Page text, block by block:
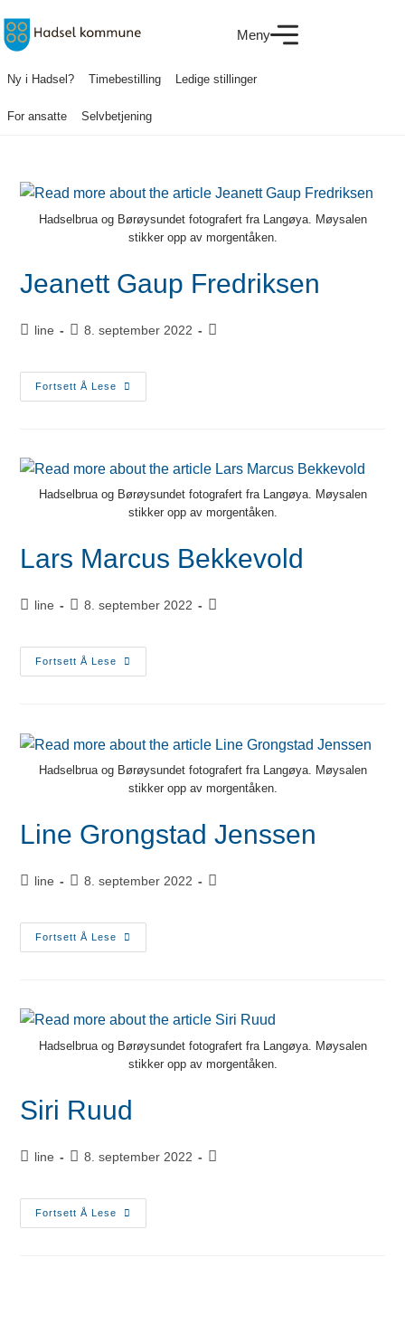
Meny
Ny i Hadsel? Timebestilling Ledige stillinger
For ansatte Selvbetjening
Hadselbrua og Børøysundet fotografert fra Langøya. Møysalen
stikker opp av morgentåken.
Jeanett Gaup Fredriksen
line 8. september 2022
Fortsett Å Lese
Hadselbrua og Børøysundet fotografert fra Langøya. Møysalen
stikker opp av morgentåken.
Lars Marcus Bekkevold
line 8. september 2022
Fortsett Å Lese
Hadselbrua og Børøysundet fotografert fra Langøya. Møysalen
stikker opp av morgentåken.
Line Grongstad Jenssen
line 8. september 2022
Fortsett Å Lese
Hadselbrua og Børøysundet fotografert fra Langøya. Møysalen
stikker opp av morgentåken.
Siri Ruud
line 8. september 2022
Fortsett Å Lese